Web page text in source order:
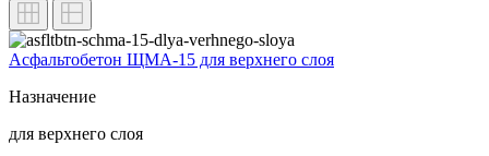
Асфальтобетон ЩМА-15 для верхнего слоя
Назначение
для верхнего слоя